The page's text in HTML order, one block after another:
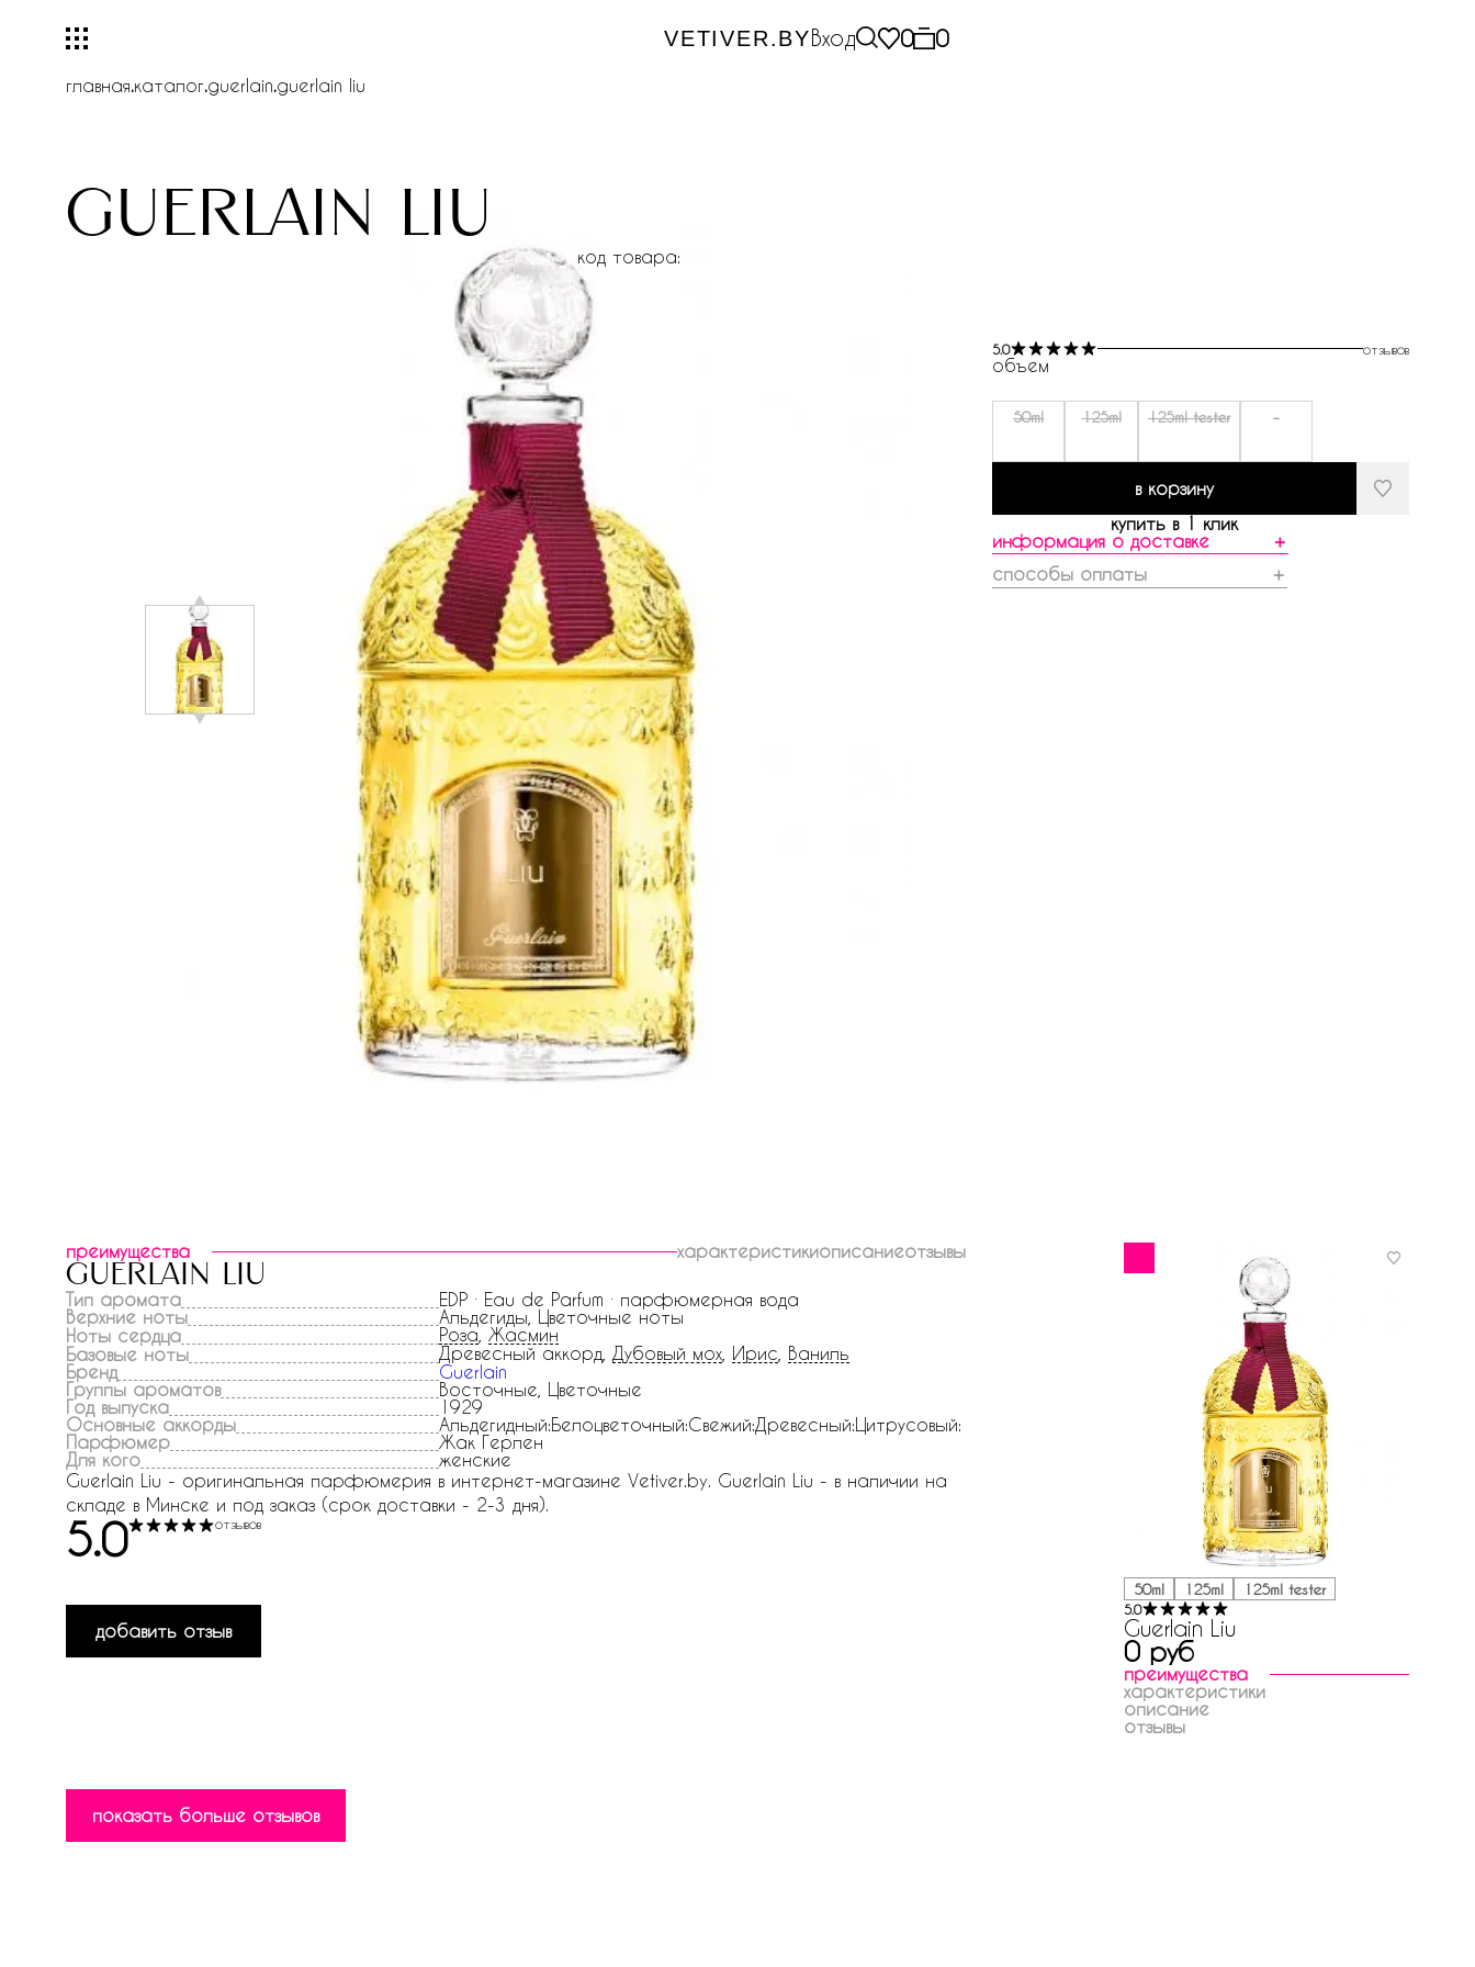
VETIVER.BYВход 0 0
главная.каталог.guerlain.guerlain liu
guerlain liu
код товара:
5.0 отзывов
объем
50ml 125ml 125ml tester -
в корзину
купить в 1 клик
информация о доставке
＋
способы оплаты
＋
преимущества характеристикиописаниеотзывы
guerlain liu
Тип аромата
EDP · Eau de Parfum · парфюмерная вода
Верхние ноты
Альдегиды, Цветочные ноты
Ноты сердца
Роза Жасмин
Базовые ноты
Древесный аккорд, Дубовый мох Ирис Ваниль
Бренд
Guerlain
Группы ароматов
Восточные, Цветочные
Год выпуска
1929
Основные аккорды
Альдегидный:Белоцветочный:Свежий:Древесный:Цитрусовый:
Парфюмер
Жак Герлен
Для кого
женские
Guerlain Liu - оригинальная парфюмерия в интернет-магазине Vetiver.by. Guerlain Liu - в наличии на
складе в Минске и под заказ (срок доставки - 2-3 дня).
5.0 отзывов
добавить отзыв
показать больше отзывов
50ml 125ml 125ml tester
5.0
Guerlain Liu
0 руб
преимущества
характеристики
описание
отзывы